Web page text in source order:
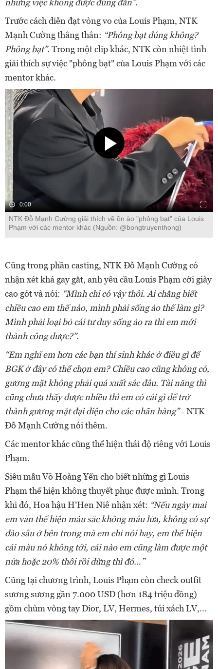
những việc không được đúng đắn”.
Trước cách diễn đạt vòng vo của Louis Phạm, NTK
Mạnh Cường thẳng thắn: “Phông bạt đúng không?
Phông bạt”. Trong một clip khác, NTK còn nhiệt tình
giải thích sự việc "phông bạt" của Louis Phạm với các
mentor khác.
0:00
NTK Đỗ Mạnh Cường giải thích về ồn ào "phông bạt" của Louis
Phạm với các mentor khác (Nguồn: @bongtruyenthong)
Cũng trong phần casting, NTK Đỗ Mạnh Cường có
nhận xét khá gay gắt, anh yêu cầu Louis Phạm cởi giày
cao gót và nói: “Mình chỉ có vậy thôi. Ai chẳng biết
chiều cao em thế nào, mình phải sống ảo thế làm gì?
Mình phải loại bỏ cái tư duy sống ảo ra thì em mới
thành công được?”.
“Em nghĩ em hơn các bạn thí sinh khác ở điều gì để
BGK ở đây có thể chọn em? Chiều cao cũng không có,
gương mặt không phải quá xuất sắc đâu. Tài năng thì
cũng chưa thấy được nhiều thì em có cái gì để trở
thành gương mặt đại diện cho các nhãn hàng”- NTK
Đỗ Mạnh Cường nói thêm.
Các mentor khác cũng thể hiện thái độ riêng với Louis
Phạm.
Siêu mẫu Võ Hoàng Yến cho biết những gì Louis
Phạm thể hiện không thuyết phục được mình. Trong
khi đó, Hoa hậu H’Hen Niê nhận xét: “Nếu ngày mai
em vẫn thể hiện màu sắc không máu lửa, không có sự
đào sâu ở bên trong mà em chỉ nói hay, em thể hiện
cái màu nó không tới, cái nào em cũng làm được một
nửa hoặc 20% thôi rồi dừng thì đó…”
Cũng tại chương trình, Louis Phạm còn check outfit
sương sương gần 7.000 USD (hơn 184 triệu đồng)
gồm chùm vòng tay Dior, LV, Hermes, túi xách LV,...